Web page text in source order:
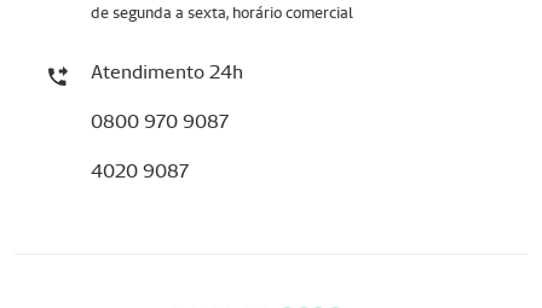
de segunda a sexta, horário comercial
Atendimento 24h
0800 970 9087
4020 9087